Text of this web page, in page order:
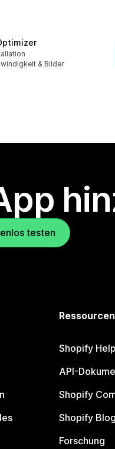
& Bilder
testen
Ressourcen
Shopify
API-
Shopify
Shopify Blog
Forschung